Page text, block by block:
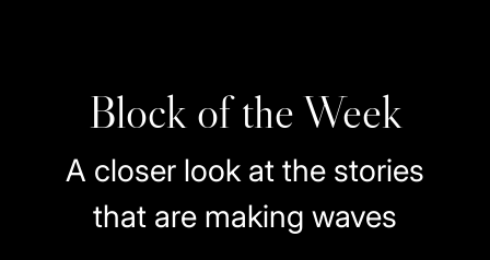
Block of the Week
A closer look at the stories
that are making waves